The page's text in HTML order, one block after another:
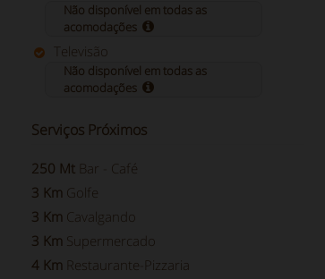
Não disponível em todas as
acomodações
Televisão
Não disponível em todas as
acomodações
Serviços Próximos
250 Mt Bar - Café
3 Km Golfe
3 Km Cavalgando
3 Km Supermercado
4 Km Restaurante-Pizzaria